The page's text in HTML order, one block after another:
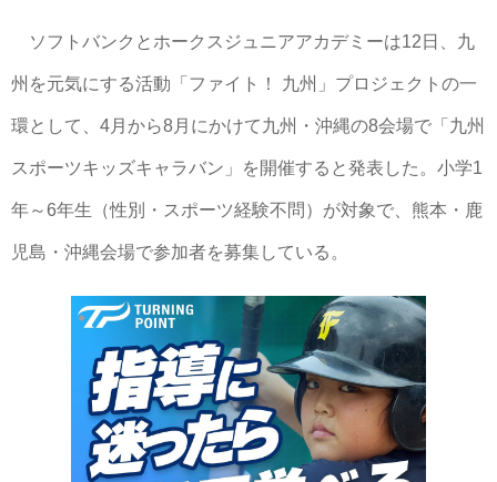
ソフトバンクとホークスジュニアアカデミーは12日、九
州を元気にする活動「ファイト！ 九州」プロジェクトの一
環として、4月から8月にかけて九州・沖縄の8会場で「九州
スポーツキッズキャラバン」を開催すると発表した。小学1
年～6年生（性別・スポーツ経験不問）が対象で、熊本・鹿
児島・沖縄会場で参加者を募集している。